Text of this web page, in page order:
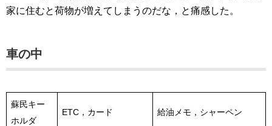
家に住むと荷物が増えてしまうのだな，と痛感した。
車の中
蘇民キー
ホルダ
ETC，カード 給油メモ，シャーペン